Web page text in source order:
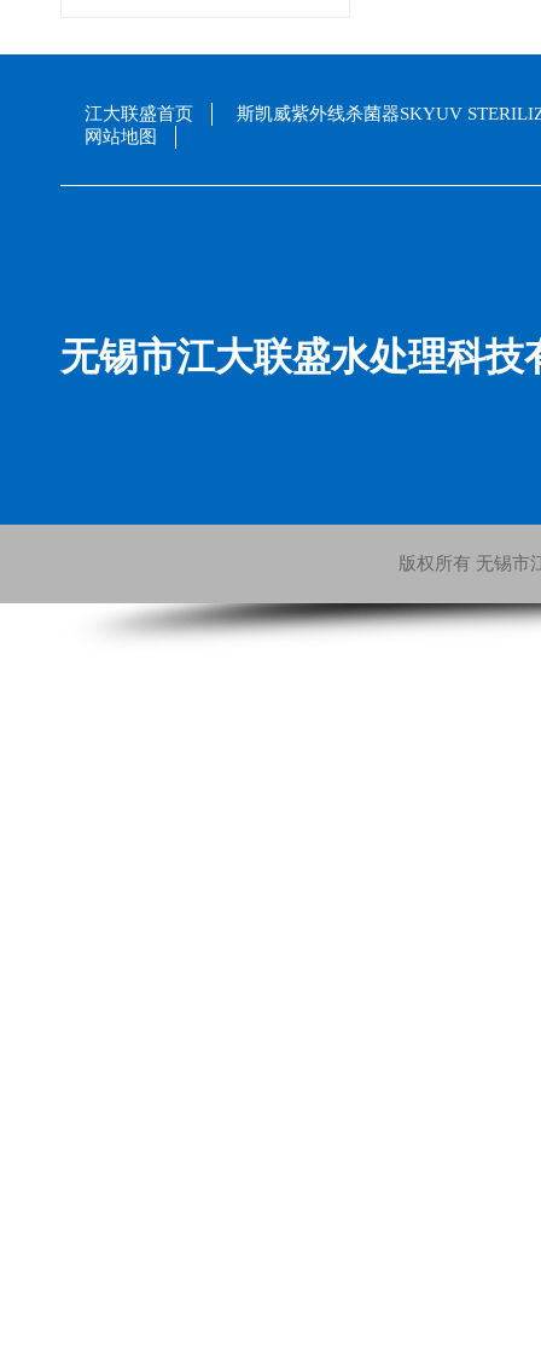
江大联盛首页
斯凯威紫外线杀菌器SKYUV
网站地图
无锡市江大联盛水处理科技
版权所有 无锡市